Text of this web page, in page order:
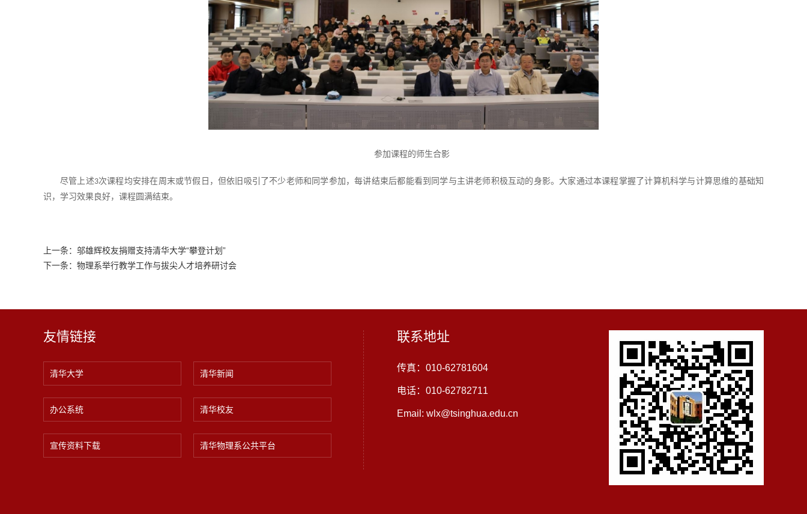
参加课程的师生合影
尽管上述3次课程均安排在周末或节假日，但依旧吸引了不少老师和同学参加，每讲结束后都能看到同学与主讲老师积极互动的身影。大家通过本课程掌握了计算机科学与计算思维的基础知
识，学习效果良好，课程圆满结束。
上一条： 邬雄辉校友捐赠支持清华大学“攀登计划”
下一条： 物理系举行教学工作与拔尖人才培养研讨会
友情链接
清华大学 清华新闻
办公系统 清华校友
宣传资料下载 清华物理系公共平台
联系地址
传真：010-62781604
电话：010-62782711
Email: wlx@tsinghua.edu.cn